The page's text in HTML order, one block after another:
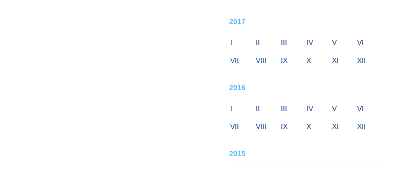
2017
I II III IV V VI
VII VIII IX X XI XII
2016
I II III IV V VI
VII VIII IX X XI XII
2015